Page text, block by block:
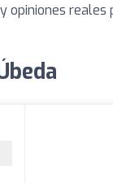
opiniones reales